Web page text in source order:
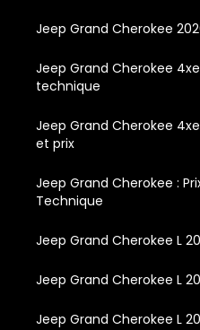
Jeep Grand Cherokee
Jeep Grand Cherokee
technique
Jeep Grand Cherokee
et prix
Jeep Grand Cherokee :
Technique
Jeep Grand Cherokee L
Jeep Grand Cherokee L
Jeep Grand Cherokee L